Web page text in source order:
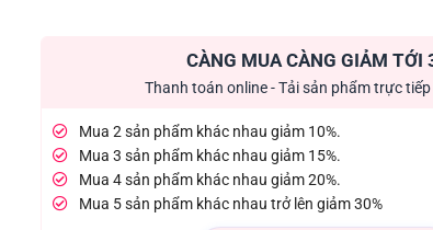
CÀNG MUA CÀNG GIẢM TỚI
Thanh toán online - Tải sản phẩm trực
Mua 2 sản phẩm khác nhau giảm 10%.
Mua 3 sản phẩm khác nhau giảm 15%.
Mua 4 sản phẩm khác nhau giảm 20%.
Mua 5 sản phẩm khác nhau trở lên giảm 30%